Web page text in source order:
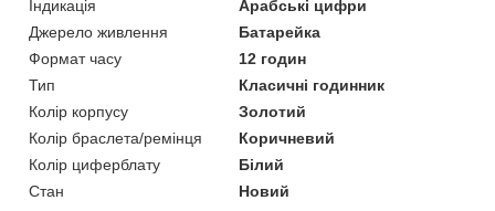
Індикація
Арабські цифри
Джерело живлення
Батарейка
Формат часу
12 годин
Тип
Класичні годинник
Колір корпусу
Золотий
Колір браслета/ремінця
Коричневий
Колір циферблату
Білий
Стан
Новий